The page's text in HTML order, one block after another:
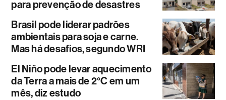
para prevenção de desastres
Brasil pode liderar padrões
ambientais para soja e carne.
Mas há desafios, segundo WRI
El Niño pode levar aquecimento
da Terra a mais de 2°C em um
mês, diz estudo